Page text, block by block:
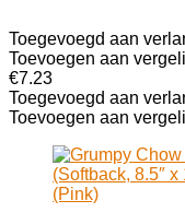
Toegevoegd aan
Toevoegen aan
€7.23
Toegevoegd aan
Toevoegen aan